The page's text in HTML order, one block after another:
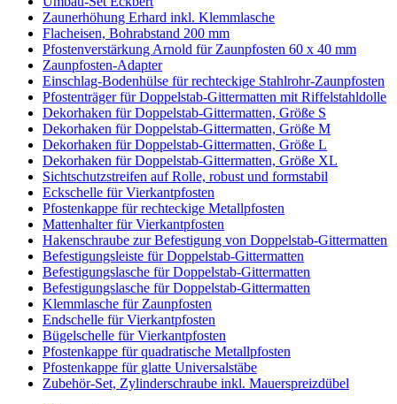
Zaunerhöhung Erhard inkl. Klemmlasche
Flacheisen, Bohrabstand 200 mm
Pfostenverstärkung Arnold für Zaunpfosten 60 x 40 mm
Zaunpfosten-Adapter
Einschlag-Bodenhülse für rechteckige Stahlrohr-Zaunpfosten
Pfostenträger für Doppelstab-Gittermatten mit Riffelstahldolle
Dekorhaken für Doppelstab-Gittermatten, Größe S
Dekorhaken für Doppelstab-Gittermatten, Größe M
Dekorhaken für Doppelstab-Gittermatten, Größe L
Dekorhaken für Doppelstab-Gittermatten, Größe XL
Sichtschutzstreifen auf Rolle, robust und formstabil
Eckschelle für Vierkantpfosten
Pfostenkappe für rechteckige Metallpfosten
Mattenhalter für Vierkantpfosten
Hakenschraube zur Befestigung von Doppelstab-Gittermatten
Befestigungsleiste für Doppelstab-Gittermatten
Befestigungslasche für Doppelstab-Gittermatten
Befestigungslasche für Doppelstab-Gittermatten
Klemmlasche für Zaunpfosten
Endschelle für Vierkantpfosten
Bügelschelle für Vierkantpfosten
Pfostenkappe für quadratische Metallpfosten
Pfostenkappe für glatte Universalstäbe
Zubehör-Set, Zylinderschraube inkl. Mauerspreizdübel